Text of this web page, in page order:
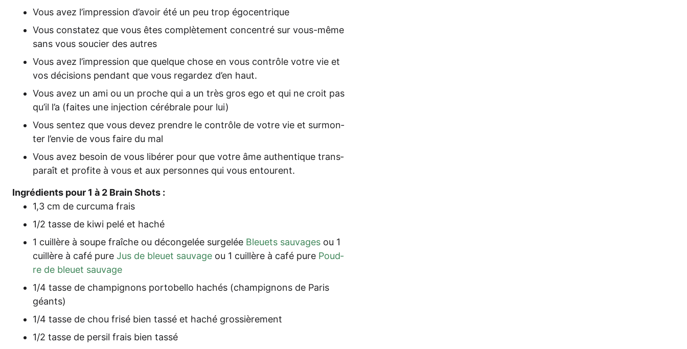
Vous avez l’im­pres­si­on d’a­voir été un peu trop égocentrique
Vous con­sta­tez que vous êtes com­plè­te­ment con­cen­tré sur vous-même
sans vous sou­cier des autres
Vous avez l’im­pres­si­on que quel­que cho­se en vous con­trô­le vot­re vie et
vos décis­i­ons pen­dant que vous regar­dez d’en haut.
Vous avez un ami ou un pro­che qui a un très gros ego et qui ne croit pas
qu’il l’a (fai­tes une injec­tion céré­bra­le pour lui)
Vous sen­tez que vous devez prend­re le con­trô­le de vot­re vie et sur­mon­
ter l’envie de vous fai­re du mal
Vous avez beso­in de vous libé­rer pour que vot­re âme authen­tique trans­
pa­raît et pro­fi­te à vous et aux per­son­nes qui vous entourent.
Ing­ré­di­ents pour 1 à 2 Brain Shots :
1,3 cm de cur­cu­ma frais
1/2 tas­se de kiwi pelé et haché
1 cuil­lè­re à sou­pe fraîche ou décon­gelée sur­gelée Bleu­ets sau­va­ges ou 1
cuil­lè­re à café pure Jus de bleu­et sau­va­ge ou 1 cuil­lè­re à café pure Poud­
re de bleu­et sauvage
1/4 tas­se de cham­pi­gnons por­to­bel­lo hachés (cham­pi­gnons de Paris
géants)
1/4 tas­se de chou fri­sé bien tas­sé et haché grossièrement
1/2 tas­se de per­sil frais bien tassé